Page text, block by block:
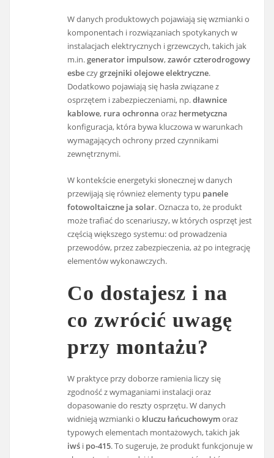
W danych produktowych pojawiają się wzmianki o
komponentach i rozwiązaniach spotykanych w
instalacjach elektrycznych i grzewczych, takich jak
m.in.generator impulsow,zawór czterodrogowy
esbeczygrzejniki olejowe elektryczne.
Dodatkowo pojawiają się hasła związane z
osprzętem i zabezpieczeniami, np.dławnice
kablowe, rura ochronna oraz hermetyczna
konfiguracja, która bywa kluczowa w warunkach
wymagających ochrony przed czynnikami
zewnętrznymi.
W kontekście energetyki słonecznej w danych
przewijają się również elementy typu panele
fotowoltaiczne ja solar. Oznacza to, że produkt
może trafiać do scenariuszy, w których osprzęt jest
częścią większego systemu: od prowadzenia
przewodów, przez zabezpieczenia, aż po integrację
elementów wykonawczych.
Co dostajesz i na
co zwrócić uwagę
przy montażu?
W praktyce przy doborze ramienia liczy się
zgodność z wymaganiami instalacji oraz
dopasowanie do reszty osprzętu. W danych
widnieją wzmianki o kluczu łańcuchowymoraz
typowych elementach montażowych, takich jak
iwś i po-415. To sugeruje, że produkt funkcjonuje w